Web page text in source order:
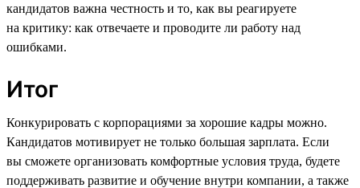
кандидатов важна честность и то, как вы реагируете
на критику: как отвечаете и проводите ли работу над
ошибками.
Итог
Конкурировать с корпорациями за хорошие кадры можно.
Кандидатов мотивирует не только большая зарплата. Если
вы сможете организовать комфортные условия труда, будете
поддерживать развитие и обучение внутри компании, а также